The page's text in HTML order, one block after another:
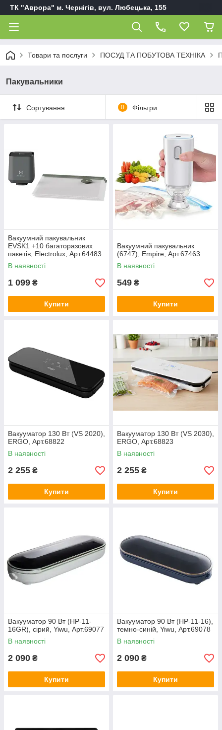
ТК "Аврора" м. Чернігів, вул. Любецька, 155
Товари та послуги ПОСУД ТА ПОБУТОВА ТЕХНІКА
Пакувальники
Сортування 0 Фільтри
Вакуумний пакувальник
EVSK1 +10 багаторазових
пакетів, Electrolux, Арт.64483
В наявності
1 099 ₴
Купити
Вакуумний пакувальник
(6747), Empire, Арт.67463
В наявності
549 ₴
Купити
Вакууматор 130 Вт (VS 2020),
ERGO, Арт.68822
В наявності
2 255 ₴
Купити
Вакууматор 130 Вт (VS 2030),
ERGO, Арт.68823
В наявності
2 255 ₴
Купити
Вакууматор 90 Вт (HP-11-
16GR), сірий, Yiwu, Арт.69077
В наявності
2 090 ₴
Купити
Вакууматор 90 Вт (HP-11-16),
темно-синій, Yiwu, Арт.69078
В наявності
2 090 ₴
Купити